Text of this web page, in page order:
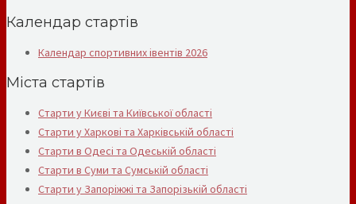
Календар стартів
Календар спортивних івентів 2026
Міста стартів
Старти у Києві та Київської області
Старти у Харкові та Харківській області
Старти в Одесі та Одеській області
Старти в Суми та Сумській області
Старти у Запоріжжі та Запорізькій області